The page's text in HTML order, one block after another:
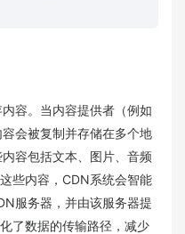
容。当内容提供者（例如
会被复制并存储在多个地
容包括文本、图片、音频
些内容，CDN系统会智能
服务器，并由该服务器提
了数据的传输路径，减少